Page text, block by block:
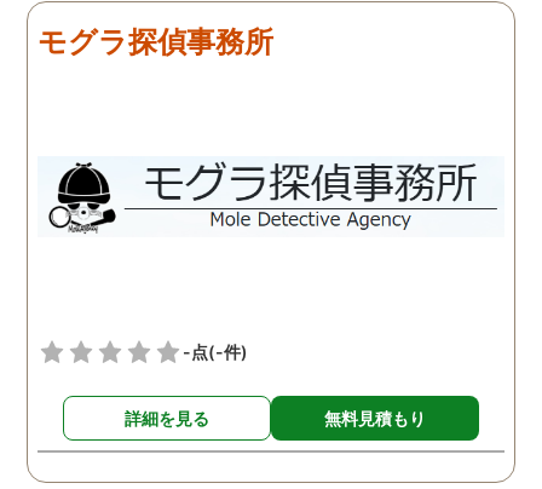
モグラ探偵事務所
-点(-件)
詳細を見る 無料見積もり